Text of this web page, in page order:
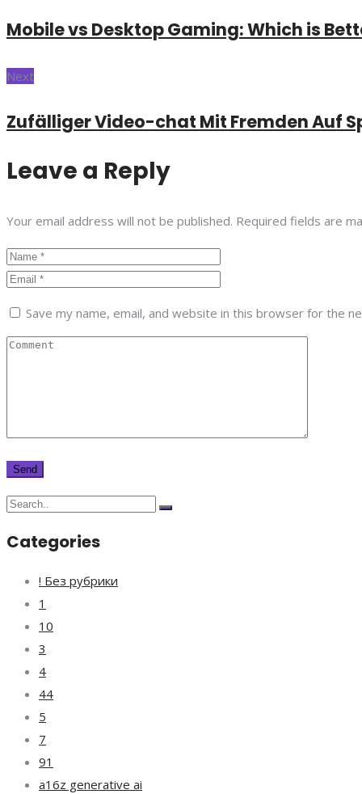
Mobile vs Desktop Gaming: Which is
Next
Zufälliger Video-chat Mit Fremden Auf
Leave a Reply
Your email address will not be published. Required fields are
Save my name, email, and website in this browser for the
Categories
! Без рубрики
1
10
3
4
44
5
7
91
a16z generative ai